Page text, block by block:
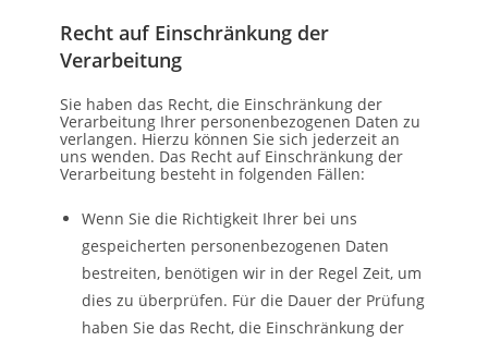
Recht auf Einschränkung der
Verarbeitung
Sie haben das Recht, die Einschränkung der
Verarbeitung Ihrer personenbezogenen Daten zu
verlangen. Hierzu können Sie sich jederzeit an
uns wenden. Das Recht auf Einschränkung der
Verarbeitung besteht in folgenden Fällen:
Wenn Sie die Richtigkeit Ihrer bei uns
gespeicherten personenbezogenen Daten
bestreiten, benötigen wir in der Regel Zeit, um
dies zu überprüfen. Für die Dauer der Prüfung
haben Sie das Recht, die Einschränkung der